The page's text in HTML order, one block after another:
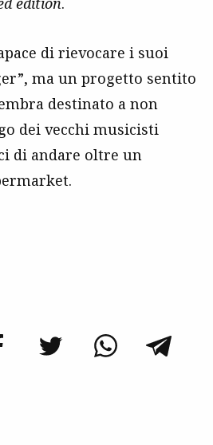
di rievocare i suoi
ma un progetto sentito
destinato a non
dei vecchi musicisti
di andare oltre un